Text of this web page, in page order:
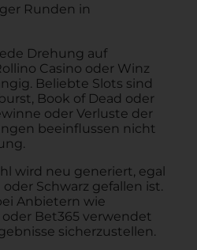
Runden in
Drehung auf
Casino oder Winz
Beliebte Slots sind
Book of Dead oder
oder Verluste der
beeinflussen nicht
wird neu generiert, egal
Schwarz gefallen ist.
Anbietern wie
oder Bet365 verwendet
sicherzustellen.